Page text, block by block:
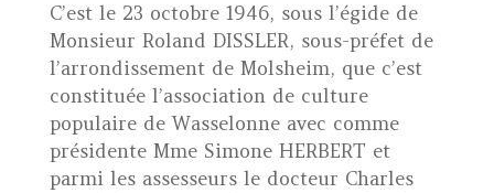
C’est le 23 octobre 1946, sous l’égide de
Monsieur Roland DISSLER, sous-préfet de
l’arrondissement de Molsheim, que c’est
constituée l’association de culture
populaire de Wasselonne avec comme
présidente Mme Simone HERBERT et
parmi les assesseurs le docteur Charles